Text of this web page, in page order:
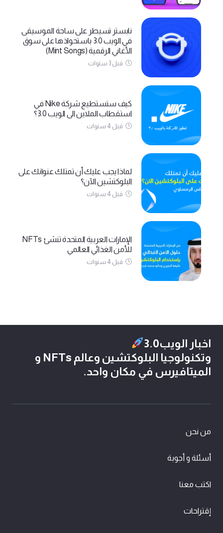
نابستر تسيطر على ساحة الموسيقى
في الويب 3.0 باستحواذها على سوق
الأغاني الرقمية (Mint Songs)
قبل 3 سنوات
كيف ستستطيع شركة Nike في
استقطاب الملاين الى الويب 3.0؟
قبل 4 سنوات
لماذا يجب عليك أن تمتلك عنوانك على
البلوكتشين الآن؟
قبل 4 سنوات
الإمارات العربية المتحدة تنشئ NFTs
للأمن الغذائي العالمي
قبل 4 سنوات
اخبار الويب3.0
وتكنولوجيا البلوكتشين وعالم NFTs و
الميتافيرس في مكان واحد.
من نحن
أسئلة و أجوبة
اكتب معنا
إقتراحات